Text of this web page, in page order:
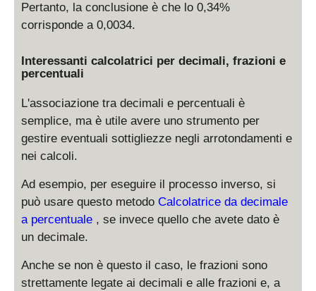
Pertanto, la conclusione è che lo 0,34%
corrisponde a 0,0034.
Interessanti calcolatrici per decimali, frazioni e
percentuali
L'associazione tra decimali e percentuali è
semplice, ma è utile avere uno strumento per
gestire eventuali sottigliezze negli arrotondamenti e
nei calcoli.
Ad esempio, per eseguire il processo inverso, si
può usare questo metodo Calcolatrice da decimale
a percentuale , se invece quello che avete dato è
un decimale.
Anche se non è questo il caso, le frazioni sono
strettamente legate ai decimali e alle frazioni e, a